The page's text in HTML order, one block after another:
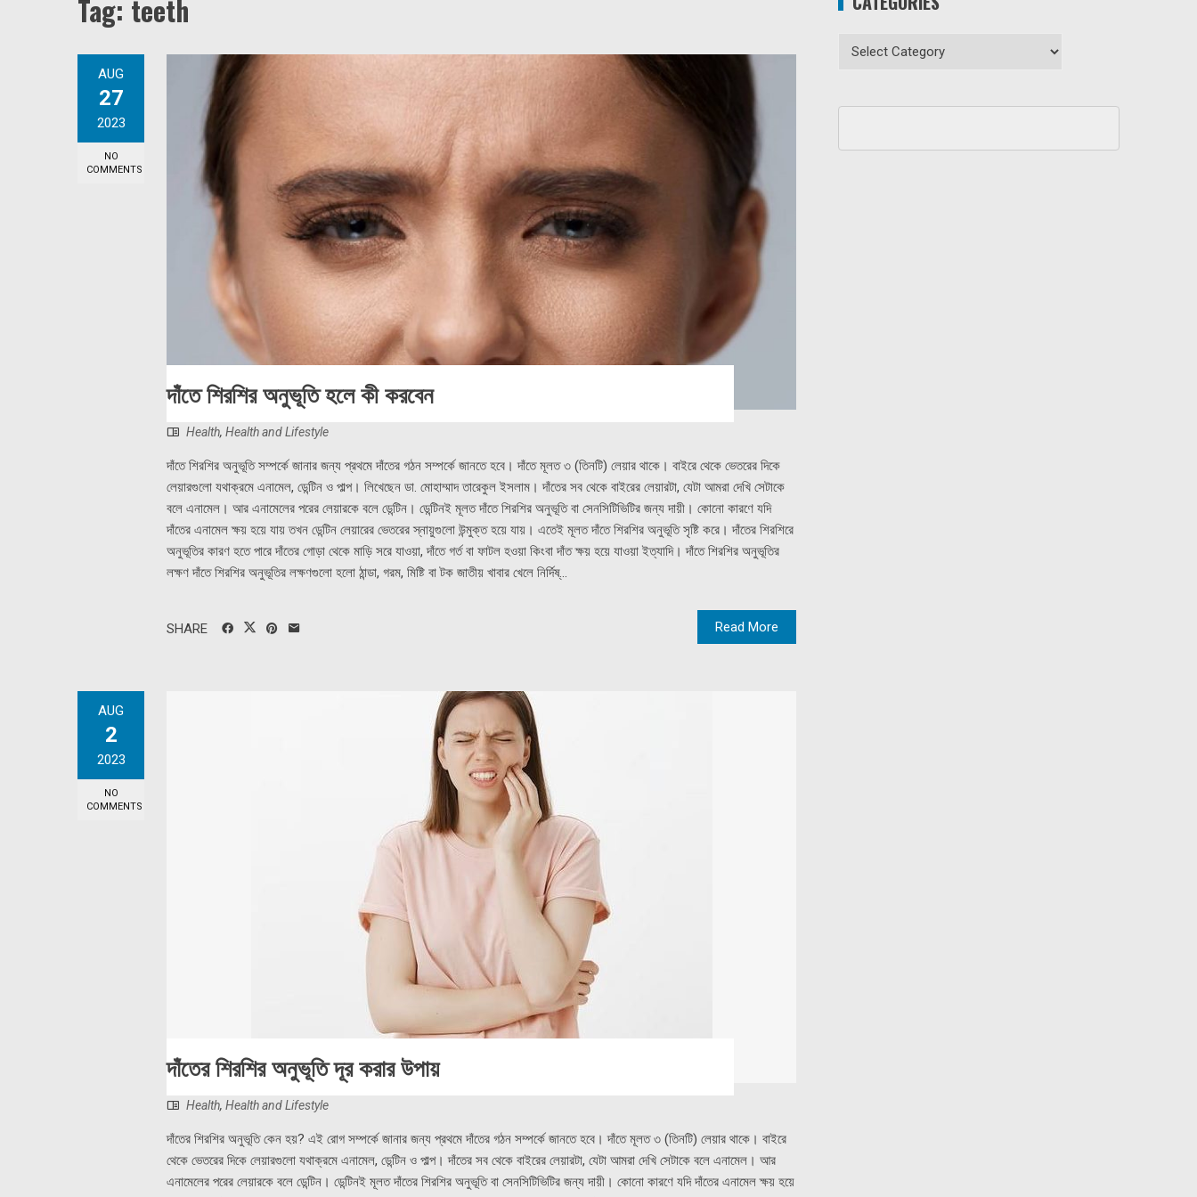
Tag: teeth
AUG
27
2023
NO
COMMENTS
দাঁতে শিরশির অনুভূতি হলে কী করবেন
Health, Health and Lifestyle
দাঁতে শিরশির অনুভূতি সম্পর্কে জানার জন্য প্রথমে দাঁতের গঠন সম্পর্কে জানতে হবে। দাঁতে মূলত ৩ (তিনটি) লেয়ার থাকে। বাইরে থেকে ভেতরের দিকে
লেয়ারগুলো যথাক্রমে এনামেল, ডেন্টিন ও পাল্প। লিখেছেন ডা. মোহাম্মাদ তারেকুল ইসলাম। দাঁতের সব থেকে বাইরের লেয়ারটা, যেটা আমরা দেখি সেটাকে
বলে এনামেল। আর এনামেলের পরের লেয়ারকে বলে ডেন্টিন। ডেন্টিনই মূলত দাঁতে শিরশির অনুভূতি বা সেনসিটিভিটির জন্য দায়ী। কোনো কারণে যদি
দাঁতের এনামেল ক্ষয় হয়ে যায় তখন ডেন্টিন লেয়ারের ভেতরের স্নায়ুগুলো উন্মুক্ত হয়ে যায়। এতেই মূলত দাঁতে শিরশির অনুভূতি সৃষ্টি করে। দাঁতের শিরশিরে
অনুভূতির কারণ হতে পারে দাঁতের গোড়া থেকে মাড়ি সরে যাওয়া, দাঁতে গর্ত বা ফাটল হওয়া কিংবা দাঁত ক্ষয় হয়ে যাওয়া ইত্যাদি। দাঁতে শিরশির অনুভূতির
লক্ষণ দাঁতে শিরশির অনুভূতির লক্ষণগুলো হলো ঠান্ডা, গরম, মিষ্টি বা টক জাতীয় খাবার খেলে নির্দিষ্...
Read More
SHARE
AUG
2
2023
NO
COMMENTS
দাঁতের শিরশির অনুভূতি দূর করার উপায়
Health, Health and Lifestyle
দাঁতের শিরশির অনুভূতি কেন হয়? এই রোগ সম্পর্কে জানার জন্য প্রথমে দাঁতের গঠন সম্পর্কে জানতে হবে। দাঁতে মূলত ৩ (তিনটি) লেয়ার থাকে। বাইরে
থেকে ভেতরের দিকে লেয়ারগুলো যথাক্রমে এনামেল, ডেন্টিন ও পাল্প। দাঁতের সব থেকে বাইরের লেয়ারটা, যেটা আমরা দেখি সেটাকে বলে এনামেল। আর
এনামেলের পরের লেয়ারকে বলে ডেন্টিন। ডেন্টিনই মূলত দাঁতের শিরশির অনুভূতি বা সেনসিটিভিটির জন্য দায়ী। কোনো কারণে যদি দাঁতের এনামেল ক্ষয় হয়ে
Categories